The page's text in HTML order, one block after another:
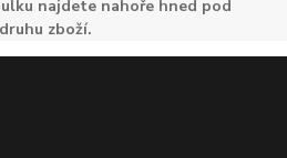
najdete nahoře hned pod
zboží.